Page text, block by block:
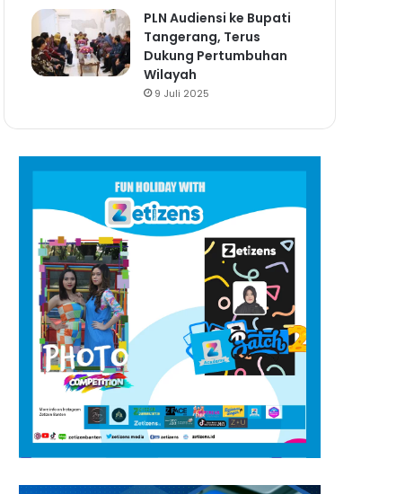
PLN Audiensi ke Bupati
Tangerang, Terus
Dukung Pertumbuhan
Wilayah
9 Juli 2025